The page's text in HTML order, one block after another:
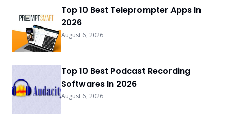
Top 10 Best Teleprompter Apps In
2026
August 6, 2026
Top 10 Best Podcast Recording
Softwares In 2026
August 6, 2026